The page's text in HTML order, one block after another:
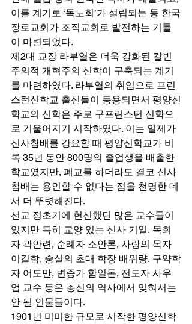
이를 계기로 ‘독노회’가 설립되는 등 한국
장로교회가 조직교회로 발전하는 기틀
이 마련되었다.
제2대 교장 라부열은 더욱 강화된 칼빈
주의적 개혁주의 신학이 구축되는 계기
를 마련하였다. 라부열의 취임으로 프린
스턴신학교 출신들이 등용되면서 평양신
학교의 신학은 주로 구프린스턴 신학으
로 기울어지기 시작하였다. 이는 일제가
신사참배를 강요할 때 평양신학교가 비
록 35년 동안 800명의 졸업생을 배출한
학교였지만, 폐교를 하더라도 결코 신사
참배는 용인할 수 없다는 점을 천명한 데
서 더 뚜렷해진다.
선교 정초기에 헌신했던 많은 교수들이
있지만 특히 교양 있는 신사 기일, 목회
자 곽안련, 순례자 소안론, 사랑의 목자
이길함, 숭실의 초대 학장 배위량, 구약학
자 어도만, 변증가 함일돈, 전도자 사우
업 교수 등은 총신의 역사에서 잊혀서는
안 될 인물들이다.
1901년 미미한 규모로 시작한 평양신학